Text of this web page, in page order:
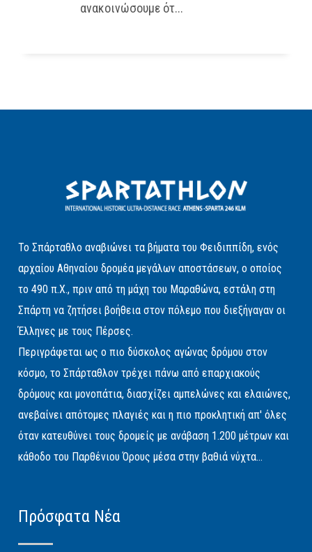
ανακοινώσουμε ότ...
Το Σπάρταθλο αναβιώνει τα βήματα του Φειδιππίδη, ενός
αρχαίου Αθηναίου δρομέα μεγάλων αποστάσεων, ο οποίος
το 490 π.Χ., πριν από τη μάχη του Μαραθώνα, εστάλη στη
Σπάρτη να ζητήσει βοήθεια στον πόλεμο που διεξήγαγαν οι
Έλληνες με τους Πέρσες.
Περιγράφεται ως ο πιο δύσκολος αγώνας δρόμου στον
κόσμο, το Σπάρταθλον τρέχει πάνω από επαρχιακούς
δρόμους και μονοπάτια, διασχίζει αμπελώνες και ελαιώνες,
ανεβαίνει απότομες πλαγιές και η πιο προκλητική απ' όλες
όταν κατευθύνει τους δρομείς με ανάβαση 1.200 μέτρων και
κάθοδο του Παρθένιου Όρους μέσα στην βαθιά νύχτα...
Πρόσφατα Νέα